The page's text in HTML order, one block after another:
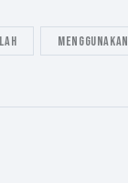
menggunakan